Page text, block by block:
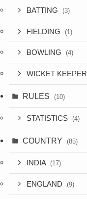
BATTING (3)
FIELDING (1)
BOWLING (4)
WICKET KEEPER
RULES (10)
STATISTICS (4)
COUNTRY (85)
INDIA (17)
ENGLAND (9)